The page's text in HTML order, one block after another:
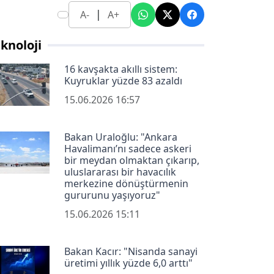
A- | A+
16 kavşakta akıllı sistem:
Kuyruklar yüzde 83 azaldı
15.06.2026 16:57
Bakan Uraloğlu: "Ankara
Havalimanı’nı sadece askeri
bir meydan olmaktan çıkarıp,
uluslararası bir havacılık
merkezine dönüştürmenin
gururunu yaşıyoruz"
15.06.2026 15:11
Bakan Kacır: "Nisanda sanayi
üretimi yıllık yüzde 6,0 arttı"